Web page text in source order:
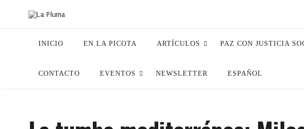
INICIO EN LA PICOTA ARTÍCULOS PAZ CON JUSTICIA
CONTACTO EVENTOS NEWSLETTER ESPAÑOL